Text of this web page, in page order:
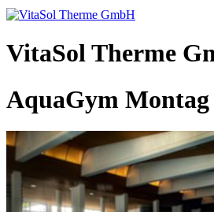
VitaSol Therme
AquaGym Montag